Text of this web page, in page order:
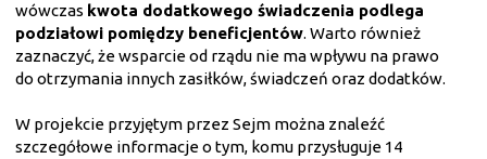
wówczas kwota dodatkowego świadczenia podlega
podziałowi pomiędzy beneficjentów. Warto również
zaznaczyć, że wsparcie od rządu nie ma wpływu na prawo
do otrzymania innych zasiłków, świadczeń oraz dodatków.
W projekcie przyjętym przez Sejm można znaleźć
szczegółowe informacje o tym, komu przysługuje 14